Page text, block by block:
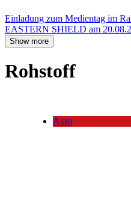
Einladung zum Medientag im
EASTERN SHIELD am
Show more
Rohstoff
Auto